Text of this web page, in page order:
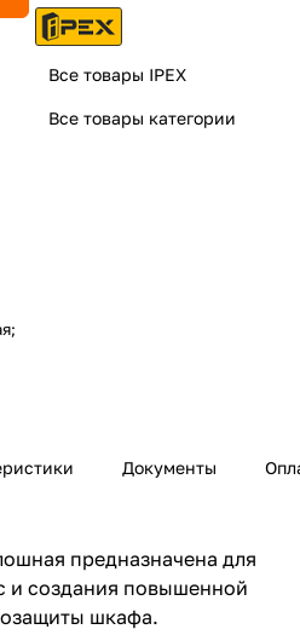
Все товары IPEX
Все товары категории
Документы
предназначена для
и создания повышенной
шкафа.